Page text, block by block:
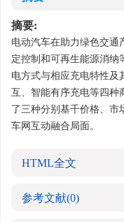
摘要:
电动汽车在助力绿色交通
定控制和可再生能源消纳
电方式与相应充电特性及
互、智能有序充电等四种
了三种分别基千价格、市
车网互动融合局面。
HTML全文
参考文献(0)